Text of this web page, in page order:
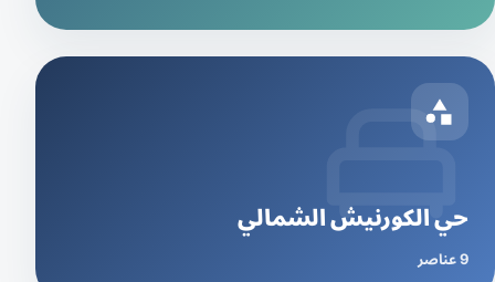
حي الكورنيش الشمالي
9 عناصر